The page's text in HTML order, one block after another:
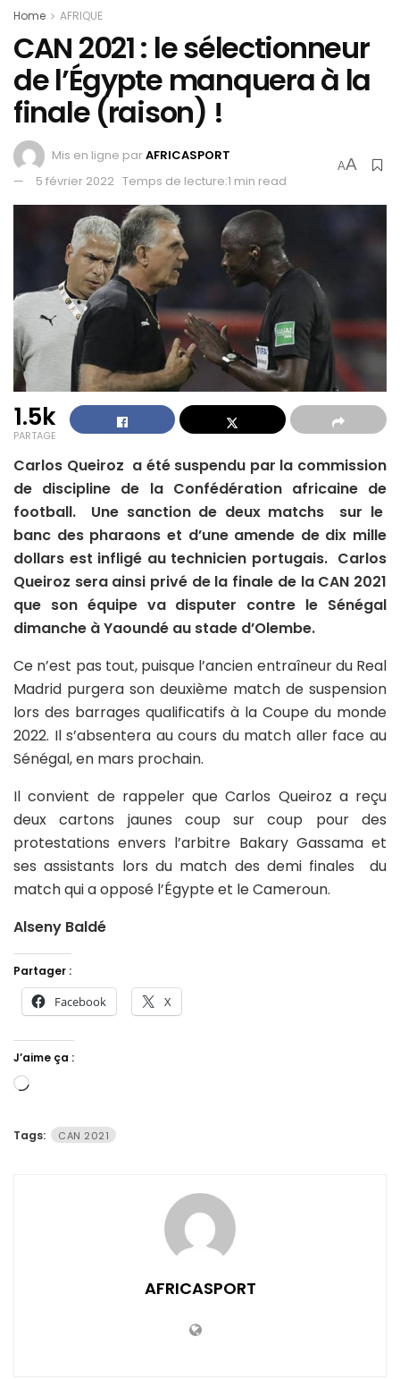
Home AFRIQUE
CAN 2021 : le sélectionneur
de l’Égypte manquera à la
finale (raison) !
Mis en ligne parAFRICASPORT
5 février 2022 Temps de lecture:1 min read
AA
1.5k
PARTAGE
Carlos Queiroz a été suspendu par la commission
de discipline de la Confédération africaine de
football. Une sanction de deux matchs sur le
banc des pharaons et d’une amende de dix mille
dollars est infligé au technicien portugais. Carlos
Queiroz sera ainsi privé de la finale de la CAN 2021
que son équipe va disputer contre le Sénégal
dimanche à Yaoundé au stade d’Olembe.
Ce n’est pas tout, puisque l’ancien entraîneur du Real
Madrid purgera son deuxième match de suspension
lors des barrages qualificatifs à la Coupe du monde
2022. Il s’absentera au cours du match aller face au
Sénégal, en mars prochain.
Il convient de rappeler que Carlos Queiroz a reçu
deux cartons jaunes coup sur coup pour des
protestations envers l’arbitre Bakary Gassama et
ses assistants lors du match des demi finales du
match qui a opposé l’Égypte et le Cameroun.
Alseny Baldé
Partager :
Facebook X
J’aime ça :
Chargement…
Tags: CAN 2021
AFRICASPORT